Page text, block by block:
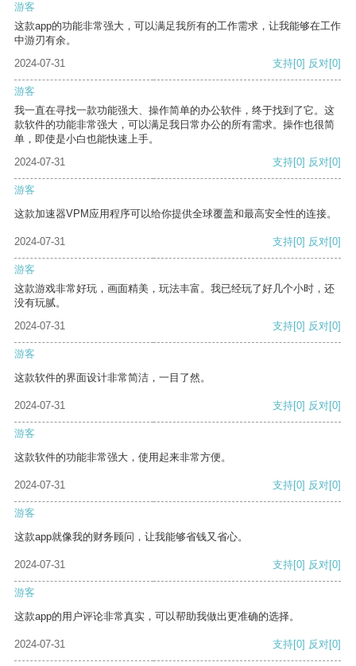
游客
这款app的功能非常强大，可以满足我所有的工作需求，让我能够在工作
中游刃有余。
2024-07-31
支持[0] 反对[0]
游客
我一直在寻找一款功能强大、操作简单的办公软件，终于找到了它。这
款软件的功能非常强大，可以满足我日常办公的所有需求。操作也很简
单，即使是小白也能快速上手。
2024-07-31
支持[0] 反对[0]
游客
这款加速器VPM应用程序可以给你提供全球覆盖和最高安全性的连接。
2024-07-31 支持[0] 反对[0]
游客
这款游戏非常好玩，画面精美，玩法丰富。我已经玩了好几个小时，还
没有玩腻。
2024-07-31
支持[0] 反对[0]
游客
这款软件的界面设计非常简洁，一目了然。
2024-07-31 支持[0] 反对[0]
游客
这款软件的功能非常强大，使用起来非常方便。
2024-07-31 支持[0] 反对[0]
游客
这款app就像我的财务顾问，让我能够省钱又省心。
2024-07-31 支持[0] 反对[0]
游客
这款app的用户评论非常真实，可以帮助我做出更准确的选择。
2024-07-31 支持[0] 反对[0]